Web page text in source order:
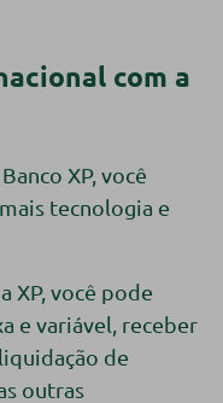
com a
XP, você
tecnologia e
XP, você pode
e variável, receber
de
outras